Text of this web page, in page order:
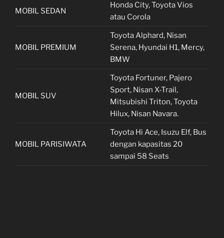
MOBIL SEDAN
Honda City, Toyota Vios
atau Corola
MOBIL PREMIUM
Toyota Alphard, Nisan
Serena, Hyundai H1, Mercy,
BMW
MOBIL SUV
Toyota Fortuner, Pajero
Sport, Nisan X-Trail,
Mitsubishi Triton, Toyota
Hilux, Nisan Navara.
MOBIL PARISIWATA
Toyota Hi Ace, Isuzu Elf, Bus
dengan kapasitas 20
sampai 58 Seats